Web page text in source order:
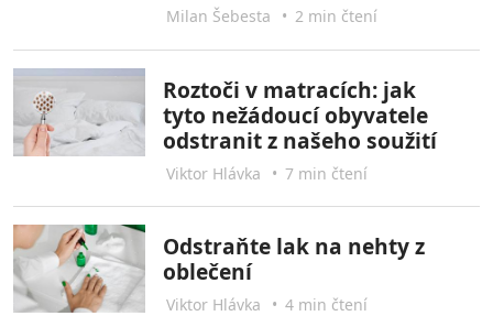
Milan Šebesta • 2 min čtení
Roztoči v matracích: jak
tyto nežádoucí obyvatele
odstranit z našeho soužití
Viktor Hlávka • 7 min čtení
Odstraňte lak na nehty z
oblečení
Viktor Hlávka • 4 min čtení